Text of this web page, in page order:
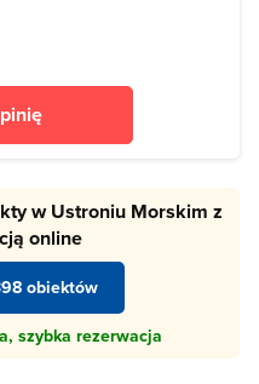
w Ustroniu Morskim z
online
obiektów
szybka rezerwacja